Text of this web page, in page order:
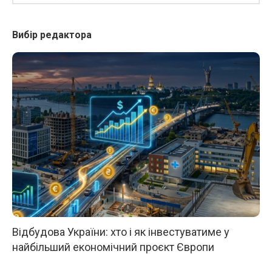
Вибір редактора
Відбудова України: хто і як інвестуватиме у
найбільший економічний проєкт Європи